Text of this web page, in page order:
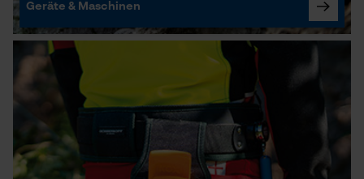
Geräte & Maschinen